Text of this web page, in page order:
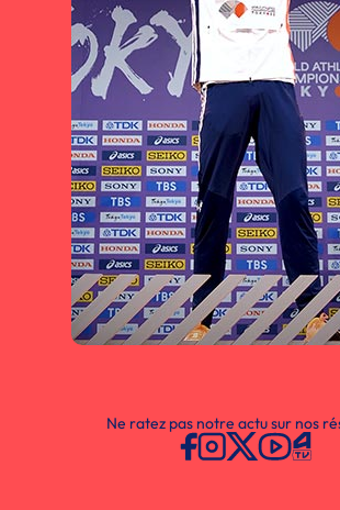
Ne ratez pas notre actu sur nos